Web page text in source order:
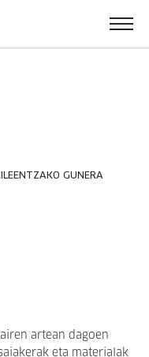
GUNERA
artean dagoen
eta materialak